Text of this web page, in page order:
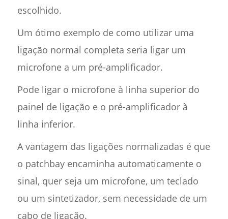
escolhido.
Um ótimo exemplo de como utilizar uma
ligação normal completa seria ligar um
microfone a um pré-amplificador.
Pode ligar o microfone à linha superior do
painel de ligação e o pré-amplificador à
linha inferior.
A vantagem das ligações normalizadas é que
o patchbay encaminha automaticamente o
sinal, quer seja um microfone, um teclado
ou um sintetizador, sem necessidade de um
cabo de ligação.